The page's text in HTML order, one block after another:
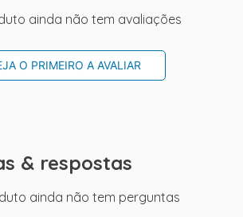
ainda não tem avaliações
O PRIMEIRO A AVALIAR
& respostas
ainda não tem perguntas